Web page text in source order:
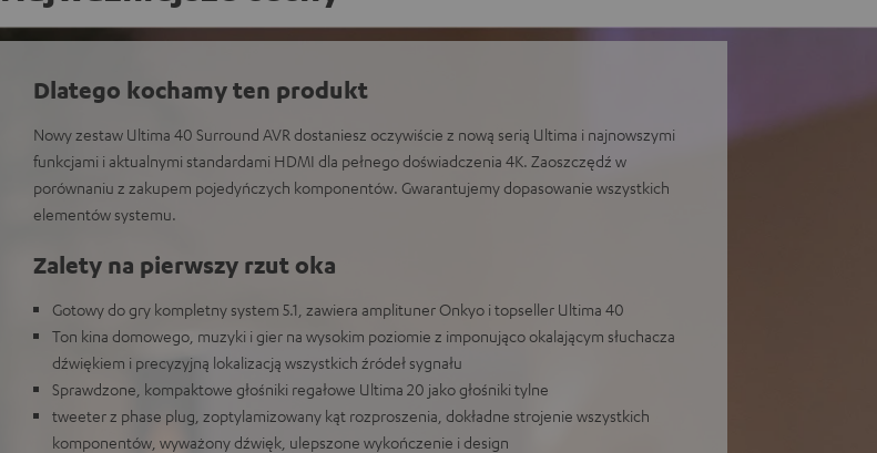
Dlatego kochamy ten produkt
Nowy zestaw Ultima 40 Surround AVR dostaniesz oczywiście z nową serią Ultima i najnowszymi
funkcjami i aktualnymi standardami HDMI dla pełnego doświadczenia 4K. Zaoszczędź w
porównaniu z zakupem pojedyńczych komponentów. Gwarantujemy dopasowanie wszystkich
elementów systemu.
Zalety na pierwszy rzut oka
Gotowy do gry kompletny system 5.1, zawiera amplituner Onkyo i topseller Ultima 40
Ton kina domowego, muzyki i gier na wysokim poziomie z imponująco okalającym słuchacza
dźwiękiem i precyzyjną lokalizacją wszystkich źródeł sygnału
Sprawdzone, kompaktowe głośniki regałowe Ultima 20 jako głośniki tylne
tweeter z phase plug, zoptylamizowany kąt rozproszenia, dokładne strojenie wszystkich
komponentów, wyważony dźwięk, ulepszone wykończenie i design